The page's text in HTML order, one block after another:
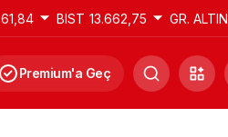
61,84 BIST 13.662,75 GR. ALTIN
Premium'a Geç